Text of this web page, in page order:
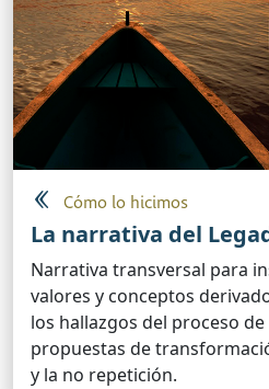
Cómo lo hicimos
La narrativa del
Narrativa transversal para
valores y conceptos
los hallazgos del proceso
propuestas de
y la no repetición.